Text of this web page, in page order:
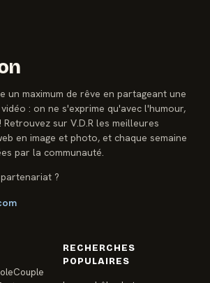
un maximum de rêve en partageant une
: on ne s'exprime qu'avec l'humour,
sur V.D.R les meilleures
en image et photo, et chaque semaine
par la communauté.
?
Couple
RECHERCHES
POPULAIRES